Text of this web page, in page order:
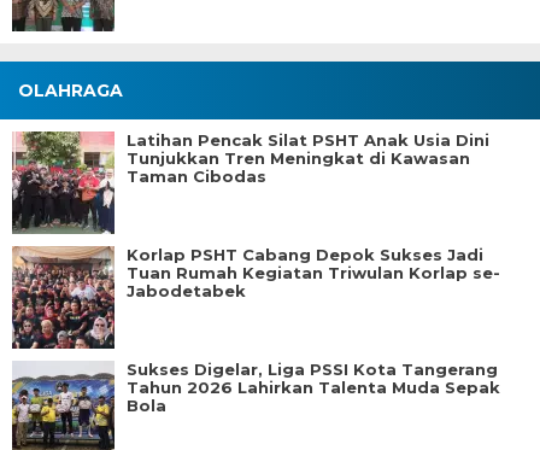
OLAHRAGA
Latihan Pencak Silat PSHT Anak Usia Dini
Tunjukkan Tren Meningkat di Kawasan
Taman Cibodas
Korlap PSHT Cabang Depok Sukses Jadi
Tuan Rumah Kegiatan Triwulan Korlap se-
Jabodetabek
Sukses Digelar, Liga PSSI Kota Tangerang
Tahun 2026 Lahirkan Talenta Muda Sepak
Bola